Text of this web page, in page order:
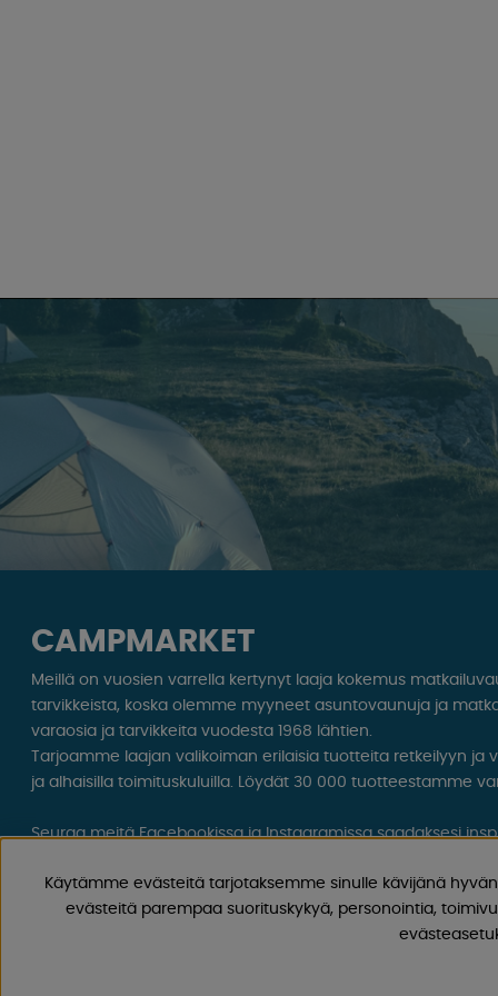
CAMPMARKET
Meillä on vuosien varrella kertynyt laaja kokemus
tarvikkeista, koska olemme myyneet asuntovaunuja ja
varaosia ja tarvikkeita vuodesta 1968 lähtien.
Tarjoamme laajan valikoiman erilaisia ​​tuotteita retkeilyyn ja
ja alhaisilla toimituskuluilla. Löydät 30 000 tuotteestamme
Seuraa meitä Facebookissa ja Instagramissa saadaksesi
Käytämme evästeitä tarjotaksemme sinulle kävijänä
evästeitä parempaa suorituskykyä, personointia,